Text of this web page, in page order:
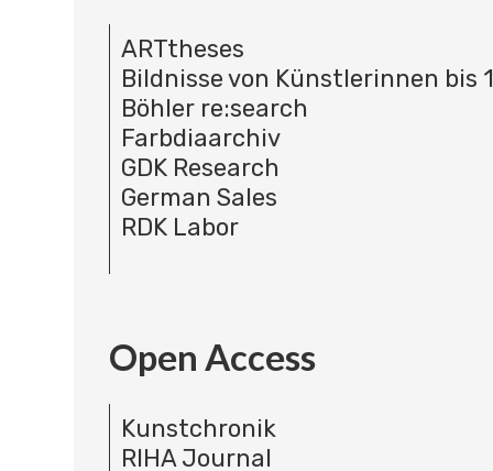
ARTtheses
Bildnisse von Künstlerinnen bis
Böhler re:search
Farbdiaarchiv
GDK Research
German Sales
RDK Labor
Open Access
Kunstchronik
RIHA Journal